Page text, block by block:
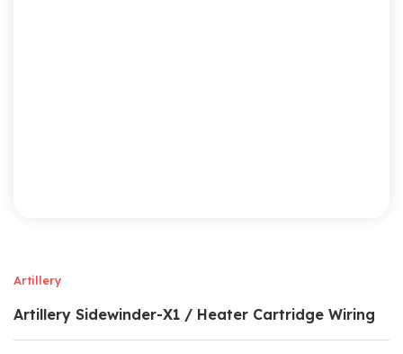
Artillery
Artillery Sidewinder-X1 / Heater Cartridge Wiring